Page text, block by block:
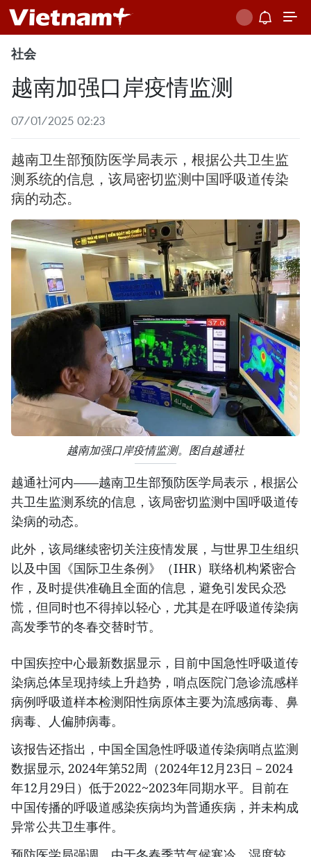
社会
越南加强口岸疫情监测
07/01/2025 02:23
越南卫生部预防医学局表示，根据公共卫生监
测系统的信息，该局密切监测中国呼吸道传染
病的动态。
越南加强口岸疫情监测。图自越通社
越通社河内——越南卫生部预防医学局表示，根据公
共卫生监测系统的信息，该局密切监测中国呼吸道传
染病的动态。
此外，该局继续密切关注疫情发展，与世界卫生组织
以及中国《国际卫生条例》（IHR）联络机构紧密合
作，及时提供准确且全面的信息，避免引发民众恐
慌，但同时也不得掉以轻心，尤其是在呼吸道传染病
高发季节的冬春交替时节。
中国疾控中心最新数据显示，目前中国急性呼吸道传
染病总体呈现持续上升趋势，哨点医院门急诊流感样
病例呼吸道样本检测阳性病原体主要为流感病毒、鼻
病毒、人偏肺病毒。
该报告还指出，中国全国急性呼吸道传染病哨点监测
数据显示, 2024年第52周（2024年12月23日－2024
年12月29日）低于2022~2023年同期水平。目前在
中国传播的呼吸道感染疾病均为普通疾病，并未构成
异常公共卫生事件。